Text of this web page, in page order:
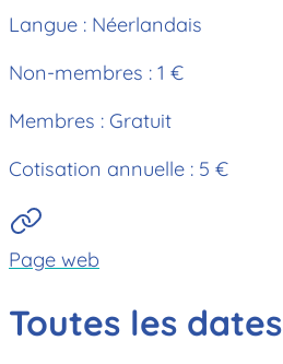
Langue : Néerlandais
Non-membres : 1 €
Membres : Gratuit
Cotisation annuelle : 5 €
Page web
Toutes les dates